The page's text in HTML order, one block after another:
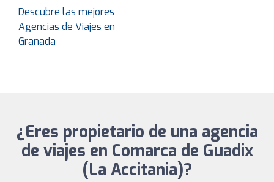
Descubre las mejores
Agencias de Viajes en
Granada
¿Eres propietario de una agencia
de viajes en Comarca de Guadix
(La Accitania)?